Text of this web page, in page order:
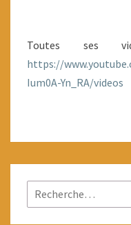
Toutes ses
https://
Ium0A-Yn_RA/videos
Rechercher :